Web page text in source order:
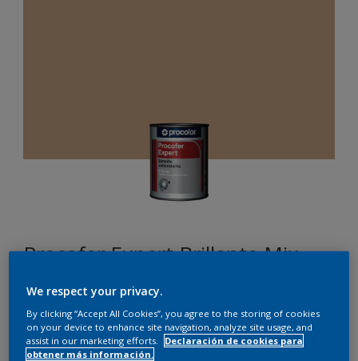
Procofer Expert Brillante Mix
Cambiar de color
We respect your privacy.
By clicking “Accept All Cookies”, you agree to the storing of cookies
on your device to enhance site navigation, analyze site usage, and
assist in our marketing efforts.
Declaración de cookies para
obtener más información.